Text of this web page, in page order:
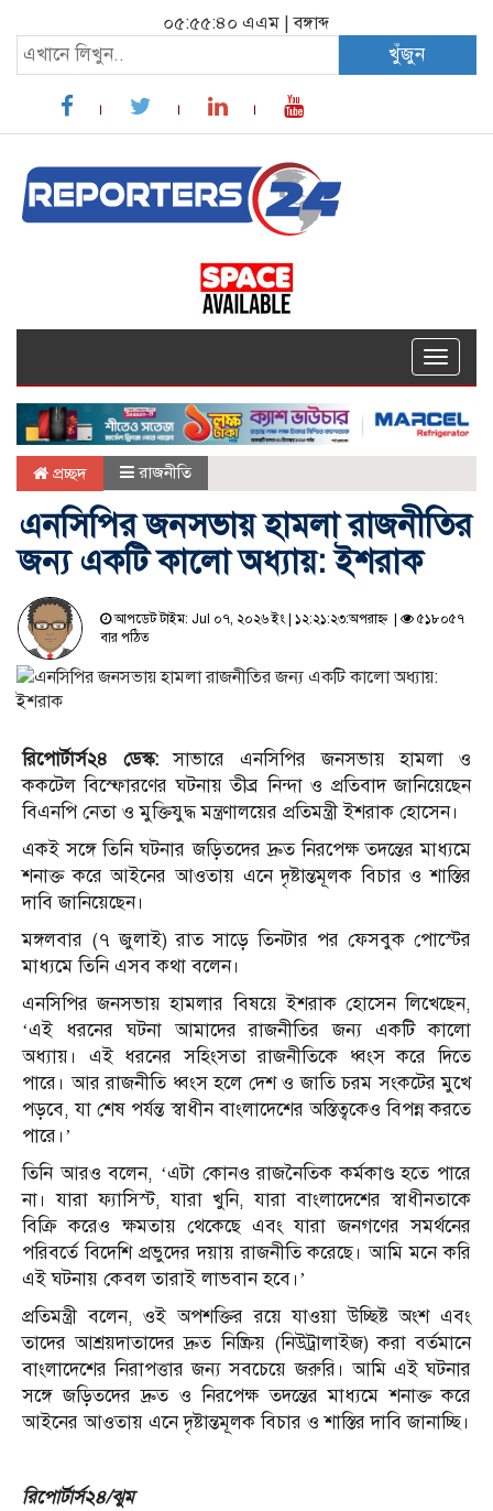
০৫:৫৫:৪১ এএম| বঙ্গাব্দ
খুঁজুন
Toggle
প্রচ্ছদ রাজনীতি
এনসিপির জনসভায় হামলা রাজনীতির
জন্য একটি কালো অধ্যায়: ইশরাক
আপডেট টাইম: Jul ০৭, ২০২৬ ইং | ১২:২১:২৩:অপরাহ্ন |
৫১৮০৫৭
বার পঠিত
রিপোর্টার্স২৪ ডেস্ক:সাভারে এনসিপির জনসভায় হামলা ও
ককটেল বিস্ফোরণের ঘটনায় তীব্র নিন্দা ও প্রতিবাদ জানিয়েছেন
বিএনপি নেতা ও মুক্তিযুদ্ধ মন্ত্রণালয়ের প্রতিমন্ত্রী ইশরাক হোসেন।
একই সঙ্গে তিনি ঘটনার জড়িতদের দ্রুত নিরপেক্ষ তদন্তের মাধ্যমে
শনাক্ত করে আইনের আওতায় এনে দৃষ্টান্তমূলক বিচার ও শাস্তির
দাবি জানিয়েছেন।
মঙ্গলবার (৭ জুলাই) রাত সাড়ে তিনটার পর ফেসবুক পোস্টের
মাধ্যমে তিনি এসব কথা বলেন।
এনসিপির জনসভায় হামলার বিষয়ে ইশরাক হোসেন লিখেছেন,
‘এই ধরনের ঘটনা আমাদের রাজনীতির জন্য একটি কালো
অধ্যায়। এই ধরনের সহিংসতা রাজনীতিকে ধ্বংস করে দিতে
পারে। আর রাজনীতি ধ্বংস হলে দেশ ও জাতি চরম সংকটের মুখে
পড়বে, যা শেষ পর্যন্ত স্বাধীন বাংলাদেশের অস্তিত্বকেও বিপন্ন করতে
পারে।’
তিনি আরও বলেন, ‘এটা কোনও রাজনৈতিক কর্মকাণ্ড হতে পারে
না। যারা ফ্যাসিস্ট, যারা খুনি, যারা বাংলাদেশের স্বাধীনতাকে
বিক্রি করেও ক্ষমতায় থেকেছে এবং যারা জনগণের সমর্থনের
পরিবর্তে বিদেশি প্রভুদের দয়ায় রাজনীতি করেছে। আমি মনে করি
এই ঘটনায় কেবল তারাই লাভবান হবে।’
প্রতিমন্ত্রী বলেন, ওই অপশক্তির রয়ে যাওয়া উচ্ছিষ্ট অংশ এবং
তাদের আশ্রয়দাতাদের দ্রুত নিষ্ক্রিয় (নিউট্রালাইজ) করা বর্তমানে
বাংলাদেশের নিরাপত্তার জন্য সবচেয়ে জরুরি। আমি এই ঘটনার
সঙ্গে জড়িতদের দ্রুত ও নিরপেক্ষ তদন্তের মাধ্যমে শনাক্ত করে
আইনের আওতায় এনে দৃষ্টান্তমূলক বিচার ও শাস্তির দাবি জানাচ্ছি।
রিপোর্টার্স২৪/ঝুম